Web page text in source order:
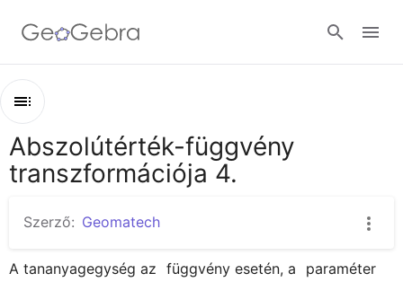
Google Classroom
GeoGebra Classroom
Bejelentkezés
Áttekintés
Abszolútérték-függvény transzformációja 4.
Abszolútérték-függvény
transzformációja 4.
Szerző: Geomatech
A tananyagegység az függvény esetén, a
paraméter